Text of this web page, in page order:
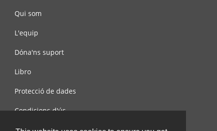
Qui som
L'equip
Dóna'ns suport
Libro
Protecció de dades
Condicions d'ús